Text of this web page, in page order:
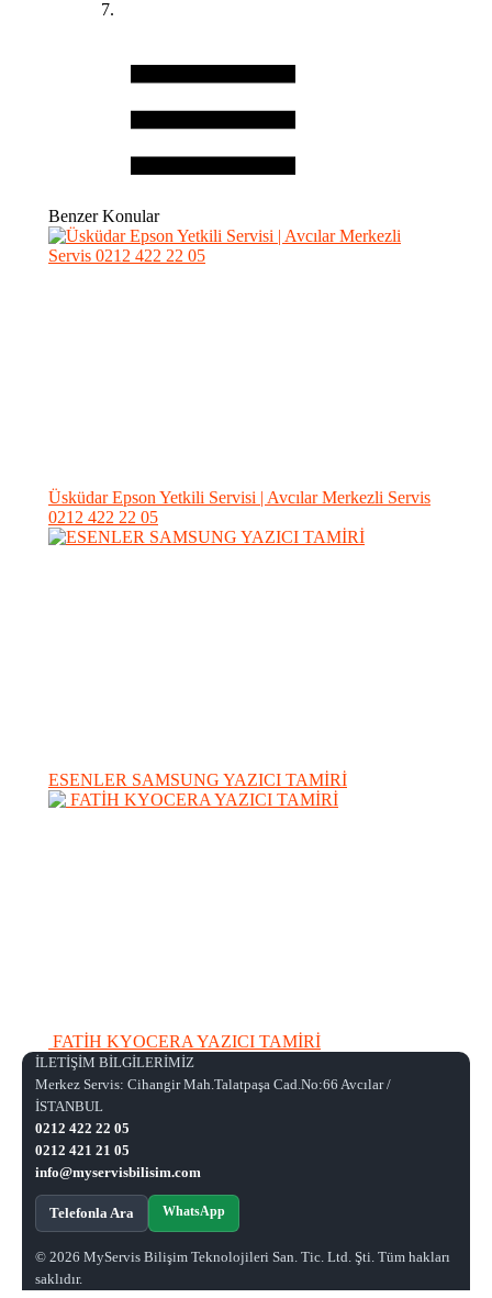
Benzer Konular
Üsküdar Epson Yetkili Servisi | Avcılar Merkezli Servis
0212 422 22 05
ESENLER SAMSUNG YAZICI TAMİRİ
FATİH KYOCERA YAZICI TAMİRİ
İLETİŞİM BİLGİLERİMİZ
Merkez Servis: Cihangir Mah.Talatpaşa Cad.No:66 Avcılar /
İSTANBUL
0212 422 22 05
0212 421 21 05
info@myservisbilisim.com
Telefonla Ara WhatsApp
© 2026 MyServis Bilişim Teknolojileri San. Tic. Ltd. Şti. Tüm hakları
saklıdır.